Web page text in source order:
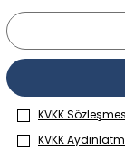
KVKK
KVKK